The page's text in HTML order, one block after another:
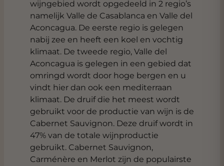
wijngebied wordt opgedeeld in 2 regio’s
namelijk Valle de Casablanca en Valle del
Aconcagua. De eerste regio is gelegen
nabij zee en heeft een koel en vochtig
klimaat. De tweede regio, Valle del
Aconcagua is gelegen in een gebied dat
omringd wordt door hoge bergen en u
vindt hier dan ook een mediterraan
klimaat. De druif die het meest wordt
gebruikt voor de productie van wijn is de
Cabernet Sauvignon. Deze druif wordt in
47% van de totale wijnproductie
gebruikt. Cabernet Sauvignon,
Carménère en Merlot zijn de populairste